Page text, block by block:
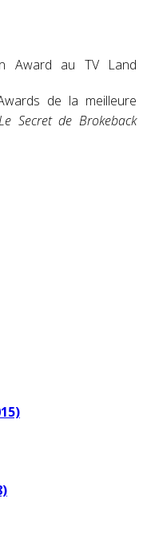
Award au TV Land
de la meilleure
Secret de Brokeback